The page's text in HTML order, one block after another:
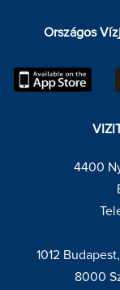
Országos
4400
1012
8000